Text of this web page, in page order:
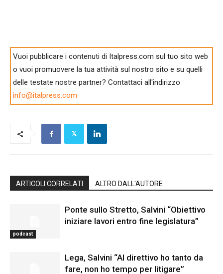
Vuoi pubblicare i contenuti di Italpress.com sul tuo sito web
o vuoi promuovere la tua attività sul nostro sito e su quelli
delle testate nostre partner? Contattaci all'indirizzo
info@italpress.com
ARTICOLI CORRELATI ALTRO DALL'AUTORE
podcast
Ponte sullo Stretto, Salvini “Obiettivo
iniziare lavori entro fine legislatura”
Lega, Salvini “Al direttivo ho tanto da
fare, non ho tempo per litigare”